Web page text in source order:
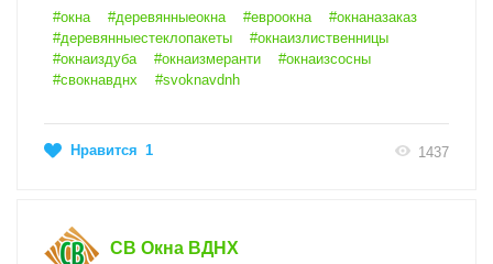
#окна #деревянныеокна #евроокна
#окнаназаказ
#деревянныестеклопакеты
#окнаизлиственницы
#окнаиздуба
#окнаизмеранти
#окнаизсосны
#свокнавднх
#svoknavdnh
Нравится 1 1437
СВ Окна ВДНХ